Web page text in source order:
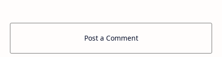
Post a Comment